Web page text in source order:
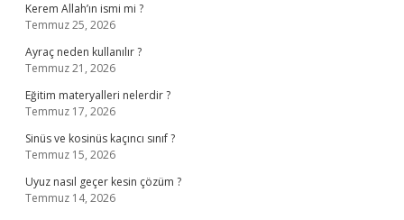
Kerem Allah’ın ismi mi ?
Temmuz 25, 2026
Ayraç neden kullanılır ?
Temmuz 21, 2026
Eğitim materyalleri nelerdir ?
Temmuz 17, 2026
Sinüs ve kosinüs kaçıncı sınıf ?
Temmuz 15, 2026
Uyuz nasıl geçer kesin çözüm ?
Temmuz 14, 2026